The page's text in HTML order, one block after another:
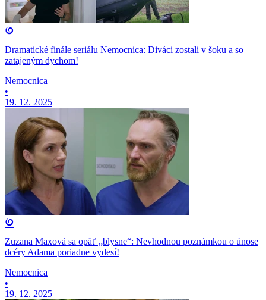
Dramatické finále seriálu Nemocnica: Diváci zostali v šoku a so
zatajeným dychom!
Nemocnica
•
19. 12. 2025
Zuzana Maxová sa opäť „blysne“: Nevhodnou poznámkou o únose
dcéry Adama poriadne vydesí!
Nemocnica
•
19. 12. 2025